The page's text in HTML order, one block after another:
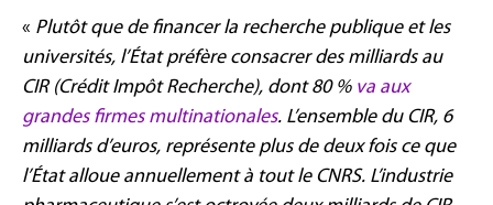
« Plutôt que de financer la recherche publique et les
universités, l’État préfère consacrer des milliards au
CIR (Crédit Impôt Recherche), dont 80 % va aux
grandes firmes multinationales. L’ensemble du CIR, 6
milliards d’euros, représente plus de deux fois ce que
l’État alloue annuellement à tout le CNRS. L’industrie